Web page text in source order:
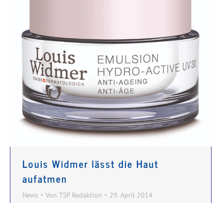
Louis Widmer lässt die Haut
aufatmen
News Von TSP Redaktion 29. April 2014